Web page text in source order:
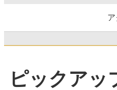
ピックアッ